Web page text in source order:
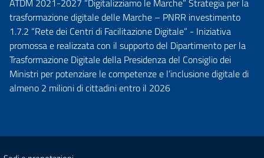
ATDM 2021-2027 “Digitalizziamo le Marche” Strategia per la
trasformazione digitale delle Marche – PNRR investimento
1.7.2 “Rete dei Centri di Facilitazione Digitale” - Iniziativa
promossa e realizzata con il supporto del Dipartimento per la
Trasformazione Digitale della Presidenza del Consiglio dei
Ministri per potenziare le competenze e l’inclusione digitale di
almeno 2 milioni di cittadini entro il 2026